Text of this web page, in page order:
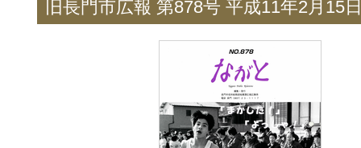
旧長門市広報 第878号 平成11年2月15